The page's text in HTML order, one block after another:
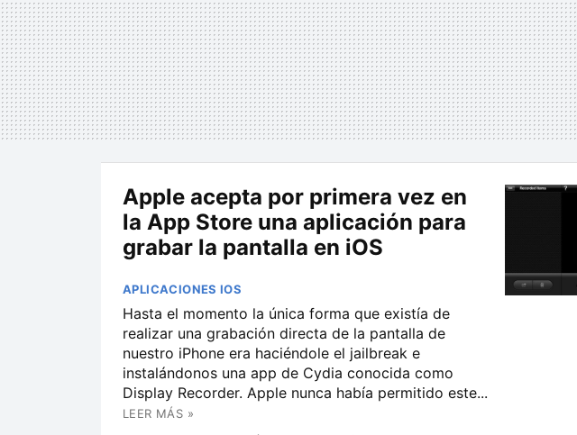
Apple acepta por primera vez en
la App Store una aplicación para
grabar la pantalla en iOS
APLICACIONES IOS
Hasta el momento la única forma que existía de
realizar una grabación directa de la pantalla de
nuestro iPhone era haciéndole el jailbreak e
instalándonos una app de Cydia conocida como
Display Recorder. Apple nunca había permitido este...
LEER MÁS »